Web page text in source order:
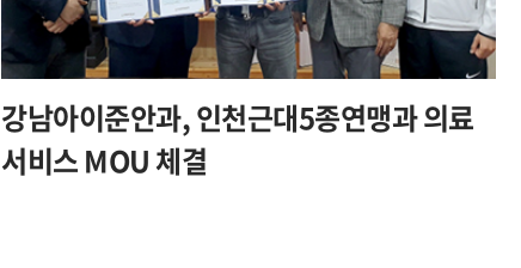
강남아이준안과, 인천근대5종연맹과 의료
서비스 MOU 체결